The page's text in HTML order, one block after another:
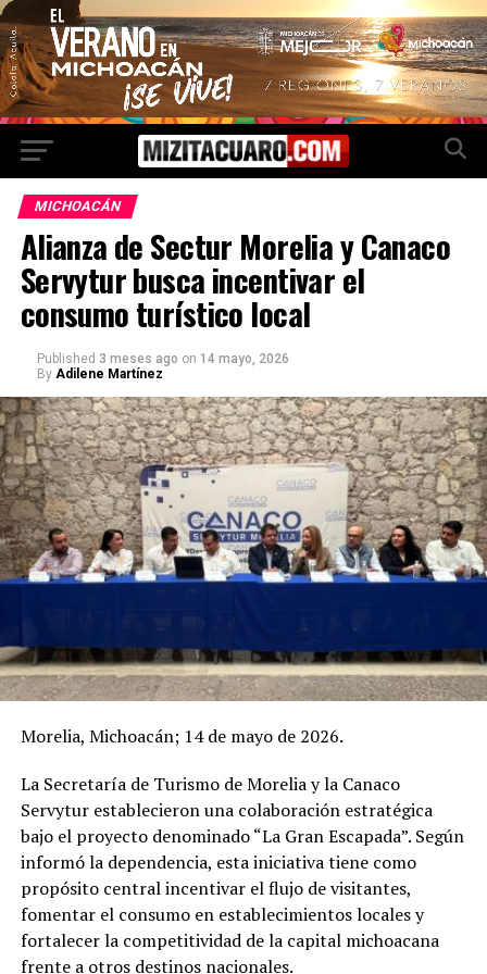
MICHOACÁN
Alianza de Sectur Morelia y Canaco
Servytur busca incentivar el
consumo turístico local
Published 3 meses ago on 14 mayo, 2026
By Adilene Martínez
Morelia, Michoacán; 14 de mayo de 2026.
La Secretaría de Turismo de Morelia y la Canaco
Servytur establecieron una colaboración estratégica
bajo el proyecto denominado “La Gran Escapada”. Según
informó la dependencia, esta iniciativa tiene como
propósito central incentivar el flujo de visitantes,
fomentar el consumo en establecimientos locales y
fortalecer la competitividad de la capital michoacana
frente a otros destinos nacionales.